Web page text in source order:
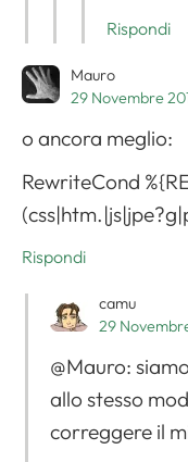
Rispondi
Mauro
29 Novembre
o ancora meglio:
RewriteCond
Rispondi
camu
29
@Mauro:
allo stesso
correggere il